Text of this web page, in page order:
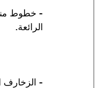
- خطوط
الرائعة.
- الزخارف